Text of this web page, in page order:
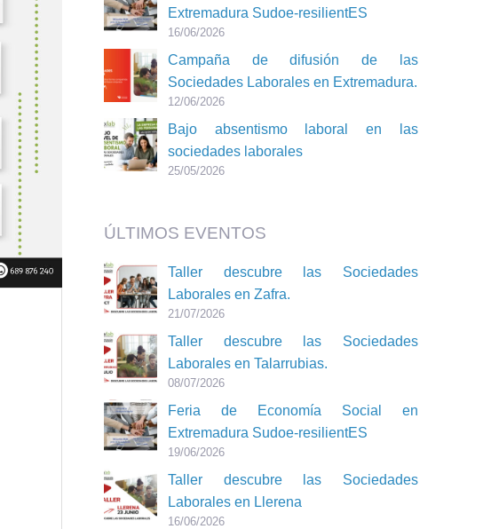
Extremadura Sudoe-resilientES
16/06/2026
Campaña de difusión de las
Sociedades Laborales en Extremadura.
12/06/2026
Bajo absentismo laboral en las
sociedades laborales
25/05/2026
ÚLTIMOS EVENTOS
Taller descubre las Sociedades
Laborales en Zafra.
21/07/2026
Taller descubre las Sociedades
Laborales en Talarrubias.
08/07/2026
Feria de Economía Social en
Extremadura Sudoe-resilientES
19/06/2026
Taller descubre las Sociedades
Laborales en Llerena
16/06/2026